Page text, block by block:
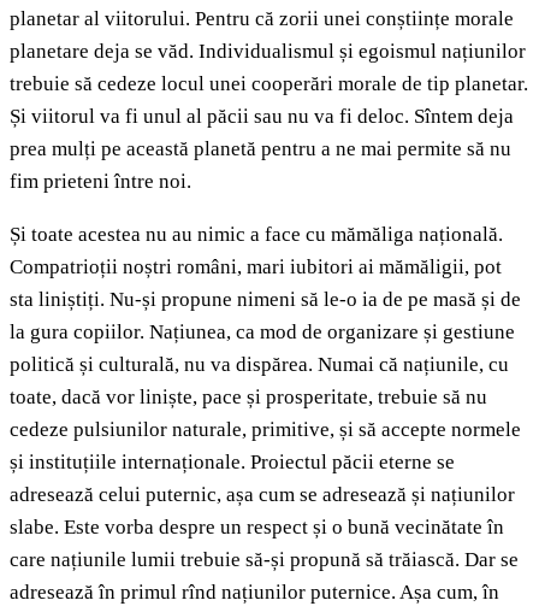
planetar al viitorului. Pentru că zorii unei conștiințe morale
planetare deja se văd. Individualismul și egoismul națiunilor
trebuie să cedeze locul unei cooperări morale de tip planetar.
Și viitorul va fi unul al păcii sau nu va fi deloc. Sîntem deja
prea mulți pe această planetă pentru a ne mai permite să nu
fim prieteni între noi.
Și toate acestea nu au nimic a face cu mămăliga națională.
Compatrioții noștri români, mari iubitori ai mămăligii, pot
sta liniștiți. Nu-și propune nimeni să le-o ia de pe masă și de
la gura copiilor. Națiunea, ca mod de organizare și gestiune
politică și culturală, nu va dispărea. Numai că națiunile, cu
toate, dacă vor liniște, pace și prosperitate, trebuie să nu
cedeze pulsiunilor naturale, primitive, și să accepte normele
și instituțiile internaționale. Proiectul păcii eterne se
adresează celui puternic, așa cum se adresează și națiunilor
slabe. Este vorba despre un respect și o bună vecinătate în
care națiunile lumii trebuie să-și propună să trăiască. Dar se
adresează în primul rînd națiunilor puternice. Așa cum, în